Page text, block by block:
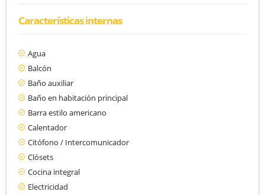
Características internas
Agua
Balcón
Baño auxiliar
Baño en habitación principal
Barra estilo americano
Calentador
Citófono / Intercomunicador
Clósets
Cocina integral
Electricidad